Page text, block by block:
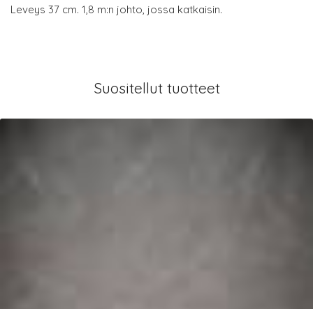
Leveys 37 cm. 1,8 m:n johto, jossa katkaisin.
Suositellut tuotteet